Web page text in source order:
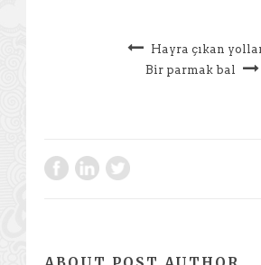
Hayra çıkan
Bir parmak bal